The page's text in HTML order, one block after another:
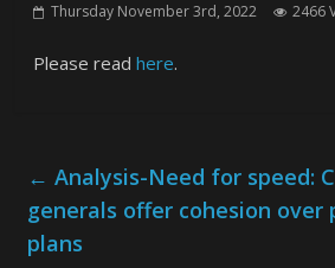
Thursday November 3rd, 2022 2466
Please readhere.
← Analysis-Need for speed:
generals offer cohesion over
plans